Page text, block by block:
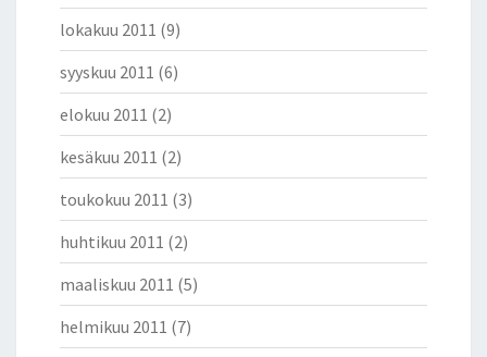
lokakuu 2011 (9)
syyskuu 2011 (6)
elokuu 2011 (2)
kesäkuu 2011 (2)
toukokuu 2011 (3)
huhtikuu 2011 (2)
maaliskuu 2011 (5)
helmikuu 2011 (7)